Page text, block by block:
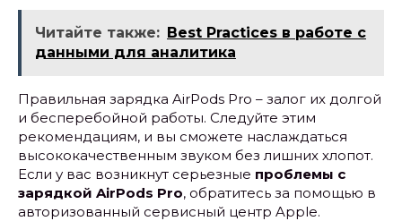
Читайте также: Best Practices в работе с
данными для аналитика
Правильная зарядка AirPods Pro – залог их долгой
и бесперебойной работы. Следуйте этим
рекомендациям, и вы сможете наслаждаться
высококачественным звуком без лишних хлопот.
Если у вас возникнут серьезные проблемы с
зарядкой AirPods Pro, обратитесь за помощью в
авторизованный сервисный центр Apple.